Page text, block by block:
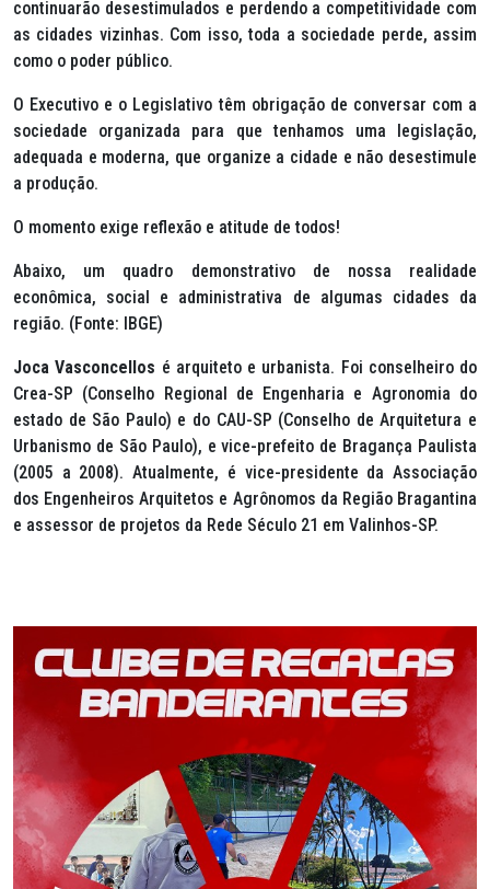
continuarão desestimulados e perdendo a competitividade com
as cidades vizinhas. Com isso, toda a sociedade perde, assim
como o poder público.
O Executivo e o Legislativo têm obrigação de conversar com a
sociedade organizada para que tenhamos uma legislação,
adequada e moderna, que organize a cidade e não desestimule
a produção.
O momento exige reflexão e atitude de todos!
Abaixo, um quadro demonstrativo de nossa realidade
econômica, social e administrativa de algumas cidades da
região. (Fonte: IBGE)
Joca Vasconcellos é arquiteto e urbanista. Foi conselheiro do
Crea-SP (Conselho Regional de Engenharia e Agronomia do
estado de São Paulo) e do CAU-SP (Conselho de Arquitetura e
Urbanismo de São Paulo), e vice-prefeito de Bragança Paulista
(2005 a 2008). Atualmente, é vice-presidente da Associação
dos Engenheiros Arquitetos e Agrônomos da Região Bragantina
e assessor de projetos da Rede Século 21 em Valinhos-SP.